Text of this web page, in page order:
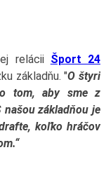
relácii Šport 24
základňu. "O štyri
tom, aby sme z
základňou je
koľko hráčov